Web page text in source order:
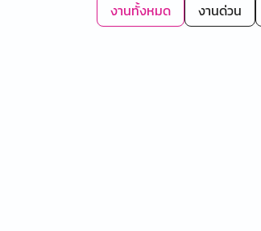
งานทั้งหมด งานด่วน